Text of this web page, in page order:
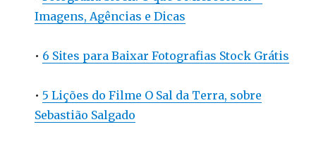
Imagens, Agências e Dicas
• 6 Sites para Baixar Fotografias Stock Grátis
•5 Lições do Filme O Sal da Terra, sobre
Sebastião Salgado